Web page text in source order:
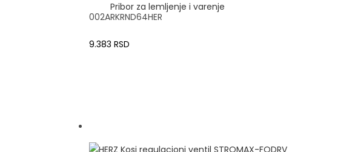
Pribor za lemljenje i varenje
002ARKRND64HER
9.383 RSD